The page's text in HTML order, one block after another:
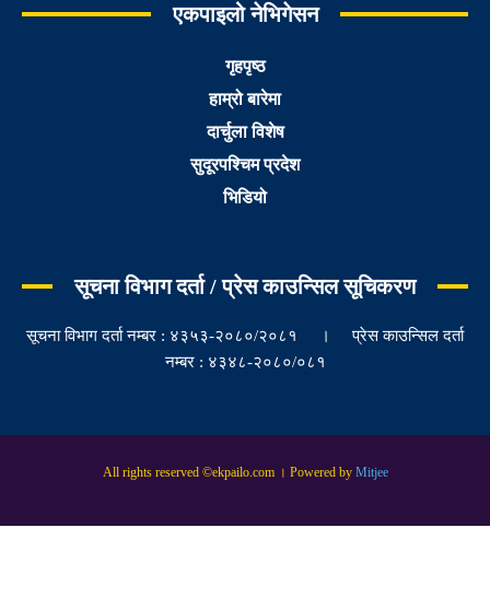
एकपाइलो नेभिगेसन
गृहपृष्ठ
हाम्रो बारेमा
दार्चुला विशेष
सुदूरपश्चिम प्रदेश
भिडियो
सूचना विभाग दर्ता / प्रेस काउन्सिल सूचिकरण
सूचना विभाग दर्ता नम्बर : ४३५३-२०८०/२०८१ । प्रेस काउन्सिल दर्ता
नम्बर : ४३४८-२०८०/०८१
All rights reserved ©ekpailo.com । Powered by Mitjee